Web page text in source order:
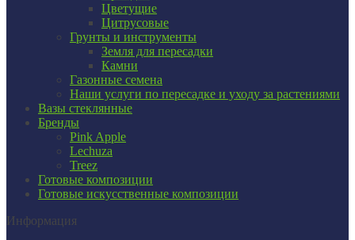
Цветущие
Цитрусовые
Грунты и инструменты
Земля для пересадки
Камни
Газонные семена
Наши услуги по пересадке и уходу за растениями
Вазы стеклянные
Бренды
Pink Apple
Lechuza
Treez
Готовые композиции
Готовые искусственные композиции
Информация